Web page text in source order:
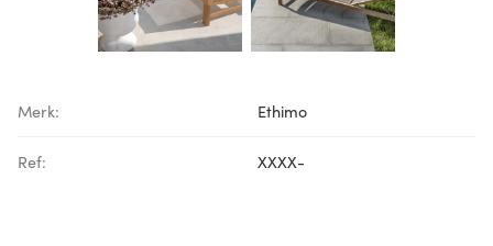
Merk: Ethimo
Ref: XXXX-